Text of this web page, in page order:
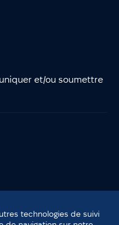
et/ou soumettre
technologies de suivi